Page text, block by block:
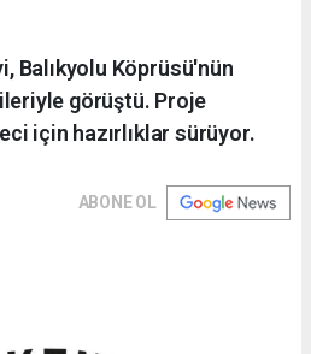
Balıkyolu Köprüsü'nün
görüştü. Proje
için hazırlıklar sürüyor.
ABONE OL